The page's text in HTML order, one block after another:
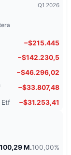
Q1 2026
−$215.445
−$142.230,5
−$46.296,02
−$33.807,48
Etf −$31.253,41
M.100,00%